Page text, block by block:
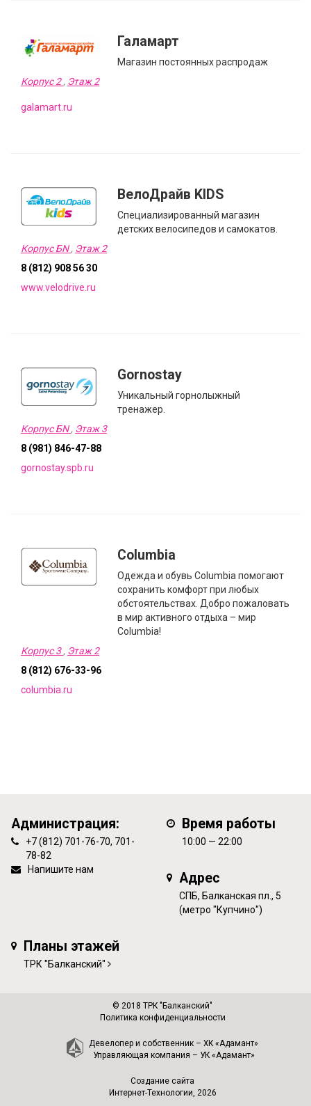
Галамарт
Магазин постоянных распродаж
Корпус 2, Этаж 2
galamart.ru
ВелоДрайв KIDS
Специализированный магазин
детских велосипедов и самокатов.
Корпус БN, Этаж 2
8 (812) 908 56 30
www.velodrive.ru
Gornostay
Уникальный горнолыжный
тренажер.
Корпус БN, Этаж 3
8 (981) 846-47-88
gornostay.spb.ru
Columbia
Одежда и обувь Columbia помогают
сохранить комфорт при любых
обстоятельствах. Добро пожаловать
в мир активного отдыха – мир
Columbia!
Корпус 3, Этаж 2
8 (812) 676-33-96
columbia.ru
Администрация:
+7 (812) 701-76-70, 701-
78-82
Напишите нам
Время работы
10:00 — 22:00
Адрес
СПБ, Балканская пл., 5
(метро "Купчино")
Планы этажей
ТРК "Балканский"
© 2018 ТРК "Балканский"
Политика конфиденциальности
Девелопер и собственник – ХК «Адамант»
Управляющая компания – УК «Адамант»
Создание сайта
Интернет-Технологии, 2026